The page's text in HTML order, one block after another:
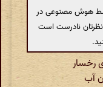
هوش مصنوعی در
نظرتان نادرست است
رخسار
آب